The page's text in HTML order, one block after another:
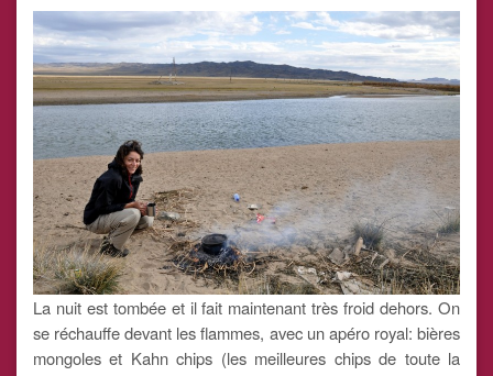
La nuit est tombée et il fait maintenant très froid dehors. On
se réchauffe devant les flammes, avec un apéro royal: bières
mongoles et Kahn chips (les meilleures chips de toute la